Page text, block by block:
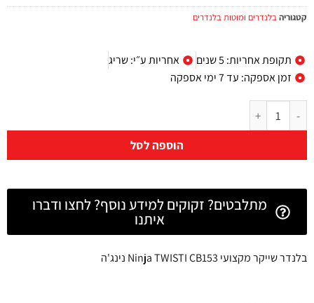
קטגוריהבלנדרים ומוטות בלנדרים
תקופת אחריות: 5 שנים
אחריות ע״י: שריג
זמן אספקה: עד 7 ימי אספקה
הוספה לסל
מתלבטים? זקוקים למידע נוסף? לחצו ודברו
איתנו
בלנדר שייקר מקצועי Ninja TWISTI CB153 נינג'ה